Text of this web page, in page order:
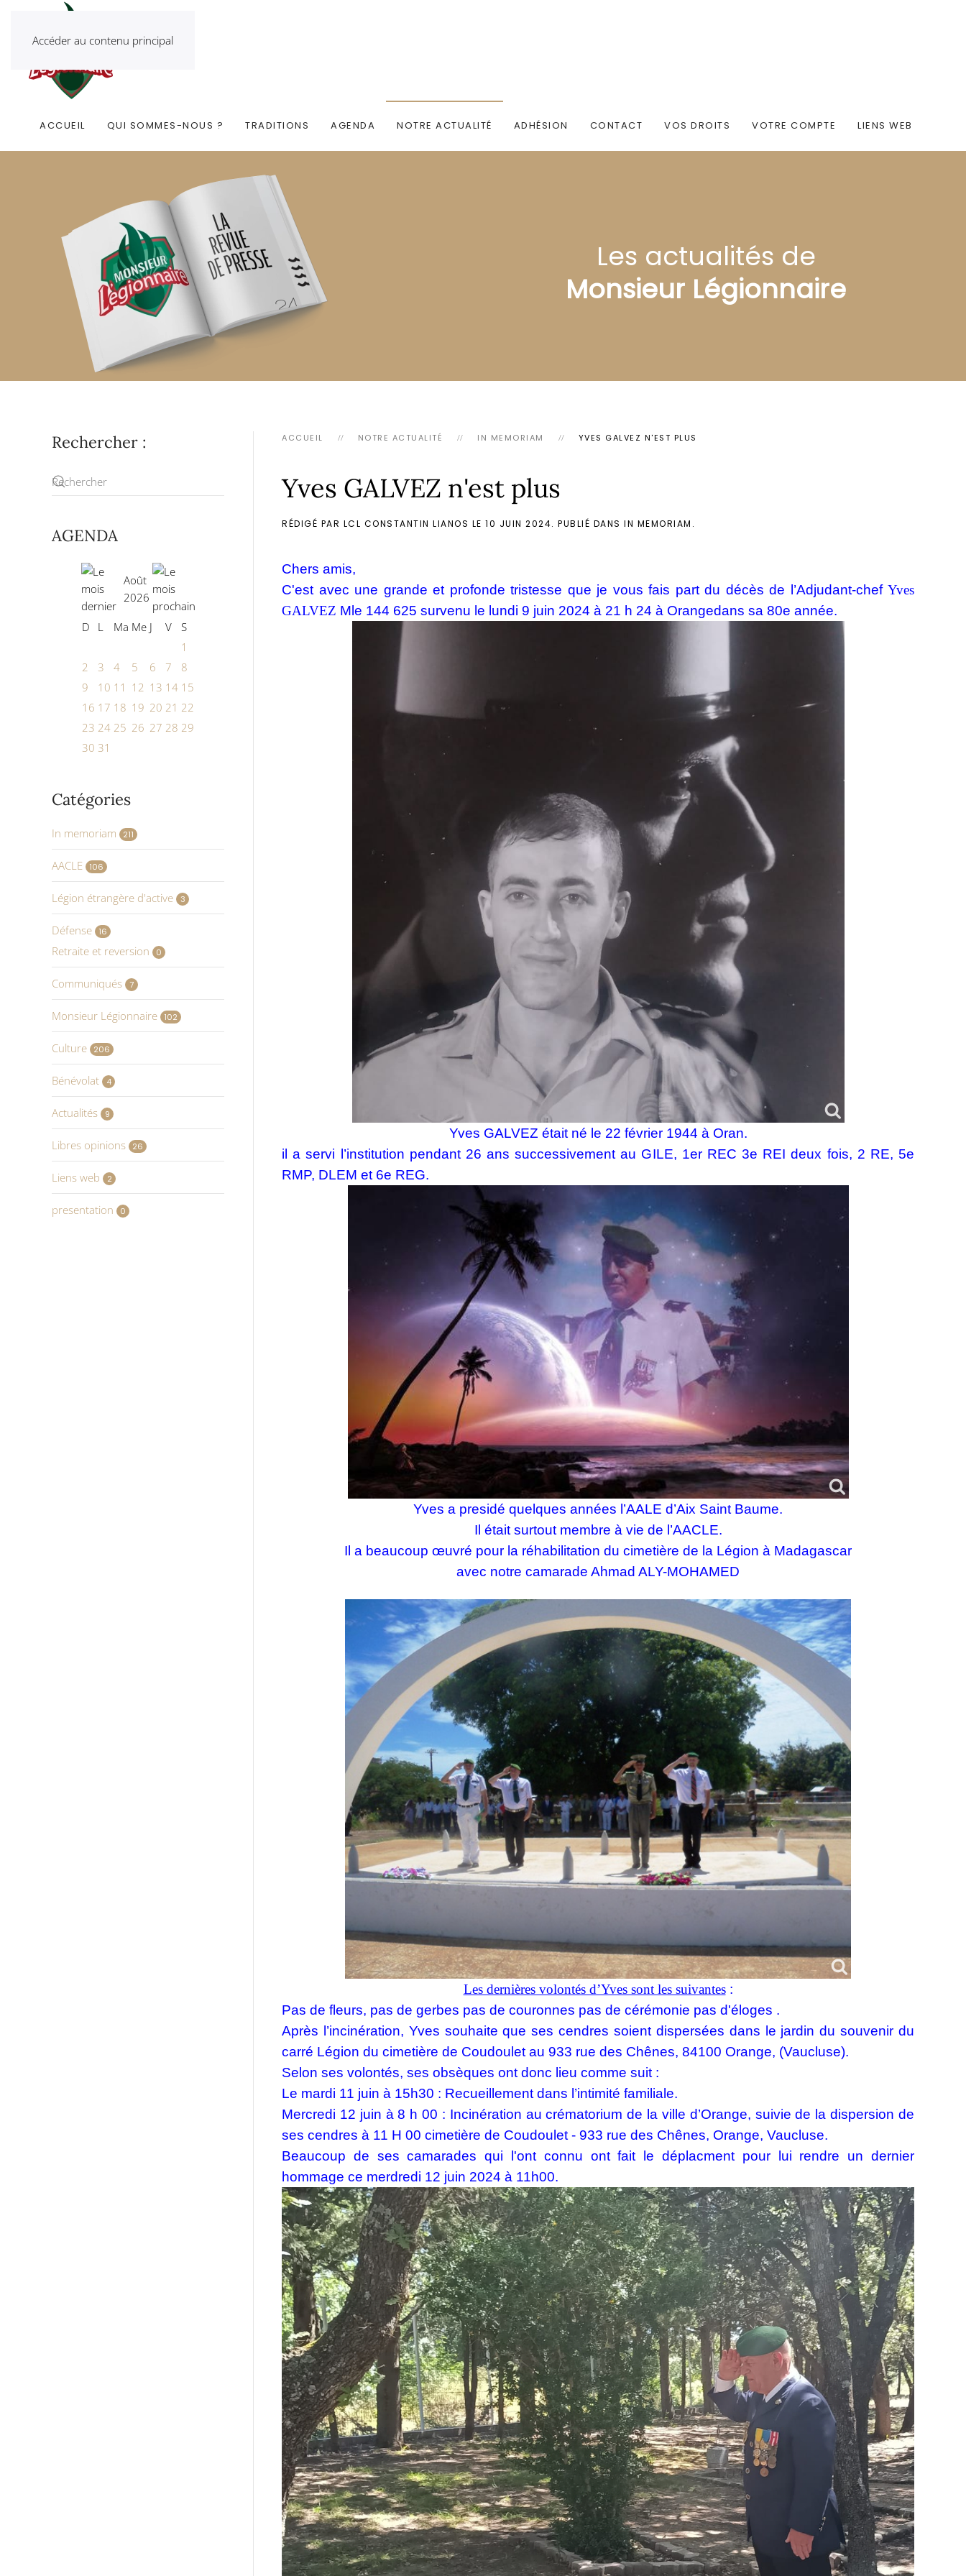
Accéder au contenu principal
ACCUEIL QUI SOMMES-NOUS ? TRADITIONS AGENDA NOTRE ACTUALITÉ ADHÉSION CONTACT VOS DROITS VOTRE COMPTE LIENS WEB
Les actualités de
Monsieur Légionnaire
ACCUEIL NOTRE ACTUALITÉ IN MEMORIAM YVES GALVEZ N'EST PLUS
Yves GALVEZ n'est plus
RÉDIGÉ PAR LCL CONSTANTIN LIANOS LE 10 JUIN 2024. PUBLIÉ DANS IN MEMORIAM .
Chers amis,
C'est avec une grande et profonde tristesse que je vous fais part du décès de l’Adjudant-chef Yves
GALVEZ Mle 144 625 survenu le lundi 9 juin 2024 à 21 h 24 à Orangedans sa 80e année.
Yves GALVEZ était né le 22 février 1944 à Oran.
il a servi l’institution pendant 26 ans successivement au GILE, 1er REC 3e REI deux fois, 2 RE, 5e
RMP, DLEM et 6e REG.
Yves a presidé quelques années l’AALE d’Aix Saint Baume.
Il était surtout membre à vie de l’AACLE.
Il a beaucoup œuvré pour la réhabilitation du cimetière de la Légion à Madagascar
avec notre camarade Ahmad ALY-MOHAMED
Les dernières volontés d’Yves sont les suivantes :
Pas de fleurs, pas de gerbes pas de couronnes pas de cérémonie pas d'éloges .
Après l’incinération, Yves souhaite que ses cendres soient dispersées dans le jardin du souvenir du
carré Légion du cimetière de Coudoulet au 933 rue des Chênes, 84100 Orange, (Vaucluse).
Selon ses volontés, ses obsèques ont donc lieu comme suit :
Le mardi 11 juin à 15h30 : Recueillement dans l’intimité familiale.
Mercredi 12 juin à 8 h 00 : Incinération au crématorium de la ville d’Orange, suivie de la dispersion de
ses cendres à 11 H 00 cimetière de Coudoulet - 933 rue des Chênes, Orange, Vaucluse.
Beaucoup de ses camarades qui l'ont connu ont fait le déplacment pour lui rendre un dernier
hommage ce merdredi 12 juin 2024 à 11h00.
Rechercher :
AGENDA
Août
2026
D L Ma Me J V
S
1
2
3 4 5 6 7
8
9
10 11 12 13 14 15
16 17 18 19 20 21 22
23 24 25 26 27 28 29
30 31
Catégories
In memoriam 211
AACLE 106
Légion étrangère d'active 3
Défense 16
Retraite et reversion 0
Communiqués 7
Monsieur Légionnaire 102
Culture 206
Bénévolat 4
Actualités 9
Libres opinions 26
Liens web 2
presentation 0